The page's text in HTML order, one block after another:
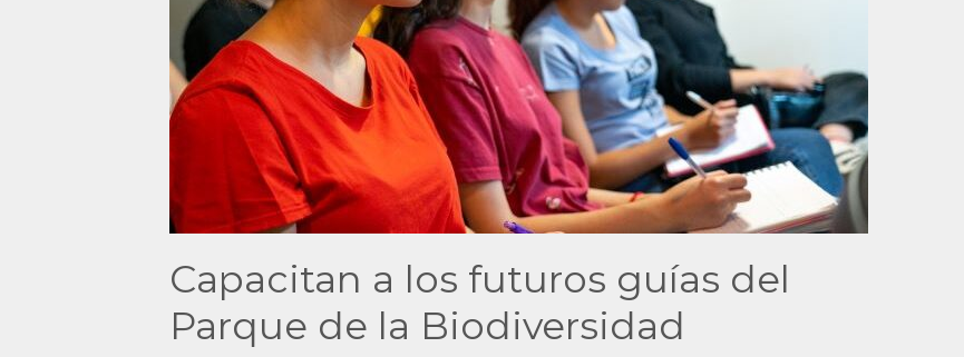
Capacitan a los futuros guías del
Parque de la Biodiversidad